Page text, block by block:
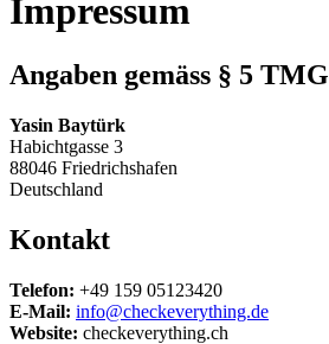
Impressum
Angaben gemäss § 5 TMG
Yasin Baytürk
Habichtgasse 3
88046 Friedrichshafen
Deutschland
Kontakt
Telefon: +49 159 05123420
E-Mail: info@checkeverything.de
Website: checkeverything.ch